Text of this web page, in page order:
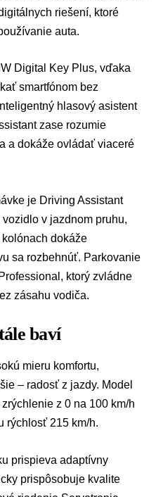
riešení, ktoré
auta.
Digital Key Plus, vďaka
smartfónom bez
hlasový asistent
zase rozumie
a dokáže ovládať viaceré
je Driving Assistant
v jazdnom pruhu,
dokáže
sa rozbehnúť. Parkovanie
ktorý zvládne
zásahu vodiča.
baví
mieru komfortu,
– radosť z jazdy. Model
z 0 na 100 km/h
rýchlosť 215 km/h.
prispieva adaptívny
prispôsobuje kvalite